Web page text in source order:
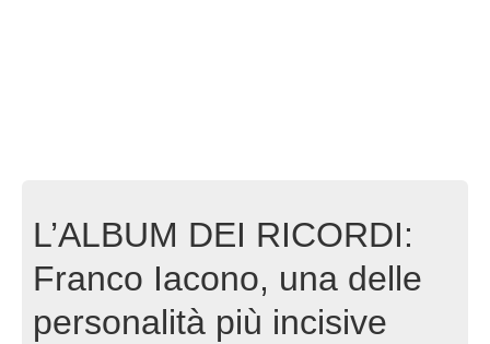
L’ALBUM DEI RICORDI:
Franco Iacono, una delle
personalità più incisive